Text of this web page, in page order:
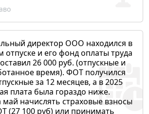
директор ООО находился в
и его фонд оплаты труда
26 000 руб. (отпускные и
время). ФОТ получился
за 12 месяцев, а в 2025
плата была гораздо ниже.
начислять страховые взносы
(27 100 руб) или принимать